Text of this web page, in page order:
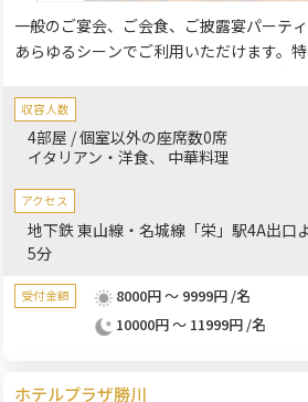
一般のご宴会、ご会食、ご披露宴パーテ
あらゆるシーンでご利用いただけます。
など、ご家族・ご親族様・大切な方々との
りです。
収容人数
4部屋 / 個室以外の座席数0席
イタリアン・洋食
中華料理
アクセス
地下鉄 東山線・名城線「栄」駅4A出口
5分
受付金額
8000円 ～ 9999円 /名
10000円 ～ 11999円 /名
ホテルプラザ勝川